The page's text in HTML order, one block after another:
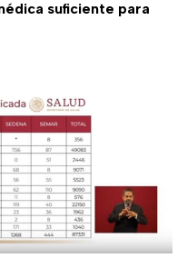
suficiente para